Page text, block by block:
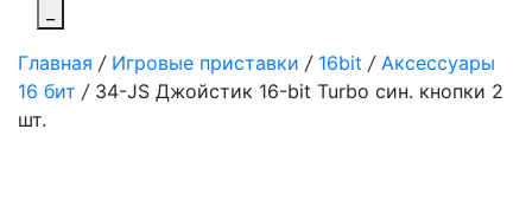
Главная / Игровые приставки / 16bit / Аксессуары
16 бит / 34-JS Джойстик 16-bit Turbo син. кнопки 2
шт.